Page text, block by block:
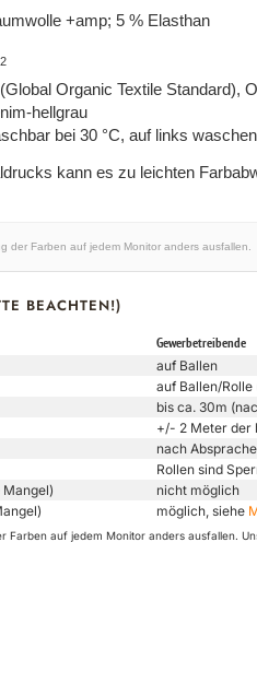
+amp; 5 % Elasthan
2
Organic Textile Standard),
hellgrau
bei 30 °C, auf links
kann es zu leichten
der Farben auf jedem Monitor anders ausfallen.
BEACHTEN!)
Gewerbetreibende
auf Ballen
auf Ballen/Rolle
bis ca. 30m
+/- 2 Meter der
nach Absprache
Rollen sind
nicht möglich
möglich, siehe
Farben auf jedem Monitor anders ausfallen.